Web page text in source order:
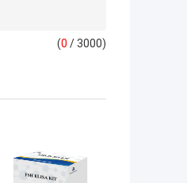
(0 / 3000)